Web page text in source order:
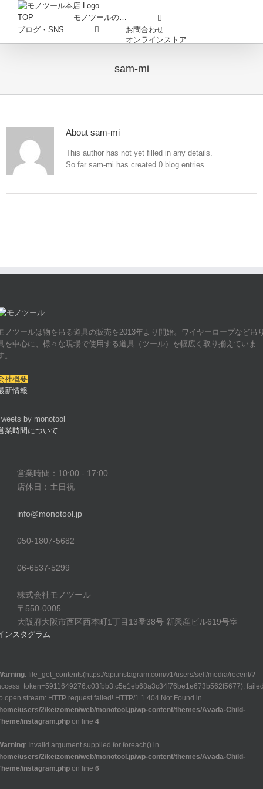
content
TOP
モノツールの…
ブログ・SNS
お問合わせ
オンラインストア
sam-mi
About sam-mi
This author has not yet filled in any details.
So far sam-mi has created 0 blog entries.
ノツールは物を吊る道具の販売を2013年より開始。ワイヤーロープなど吊
を中心に、様々な現場で使用する道具（ツール）を幅広く取り揃えていま
。
社概要
新情報
by monotool
業時間について
営業時間：10:00 - 17:00
店休日：土日祝
info@monotool.jp
050-1807-5682
06-6537-5299
株式会社モノツール
〒550-0005
大阪府大阪市西区西本町1丁目13番38号 新興産ビル619号室
ンスタグラム
: file_get_contents(https://api.instagram.com/v1/users/self/media/recent/?
open stream: HTTP request failed! HTTP/1.1 404 Not Found in
users/2/keizomen/web/monotool.jp/wp-content/themes/Avada-Child-
instagram.php on line 4
: Invalid argument supplied for foreach() in
users/2/keizomen/web/monotool.jp/wp-content/themes/Avada-Child-
instagram.php on line 6